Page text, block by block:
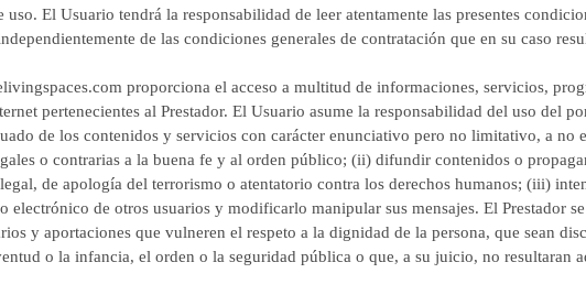
uso. El Usuario tendrá la responsabilidad de leer atentamente las presentes
de las condiciones generales de contratación que en su caso
proporciona el acceso a multitud de informaciones, servicios,
pertenecientes al Prestador. El Usuario asume la responsabilidad del uso del
de los contenidos y servicios con carácter enunciativo pero no limitativo, a no
o contrarias a la buena fe y al orden público; (ii) difundir contenidos o
de apología del terrorismo o atentatorio contra los derechos humanos; (iii)
electrónico de otros usuarios y modificarlo manipular sus mensajes. El Prestador
y aportaciones que vulneren el respeto a la dignidad de la persona, que sean
o la infancia, el orden o la seguridad pública o que, a su juicio, no resultaran